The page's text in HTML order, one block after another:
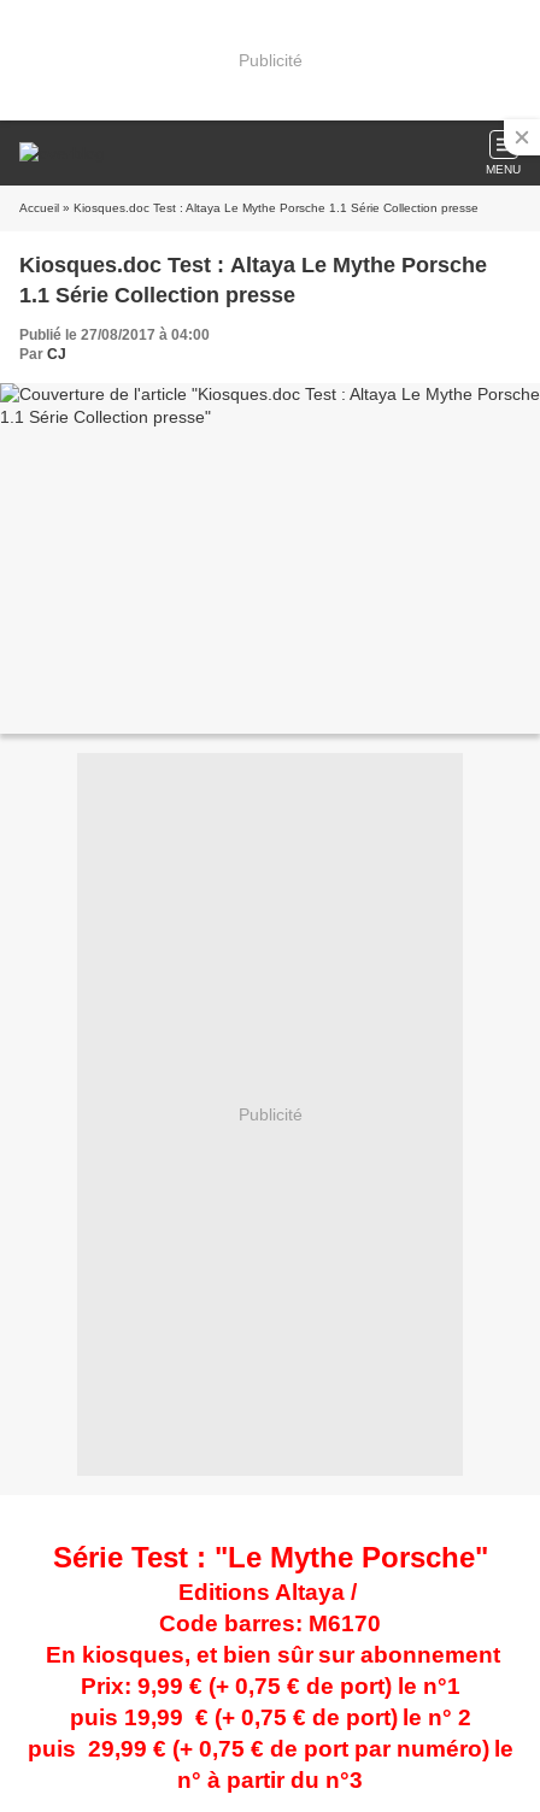
Publicité
MENU
Accueil » Kiosques.doc Test : Altaya Le Mythe Porsche 1.1 Série Collection presse
Kiosques.doc Test : Altaya Le Mythe Porsche
1.1 Série Collection presse
Publié le 27/08/2017 à 04:00
Par CJ
Publicité
Série Test : "Le Mythe Porsche"
Editions Altaya /
Code barres: M6170
En kiosques, et bien sûrsur abonnement
Prix: 9,99 € (+ 0,75 € de port) le n°1
puis 19,99 € (+ 0,75 € de port) le n° 2
puis 29,99 € (+ 0,75 € de port par numéro) le
n° à partir du n°3